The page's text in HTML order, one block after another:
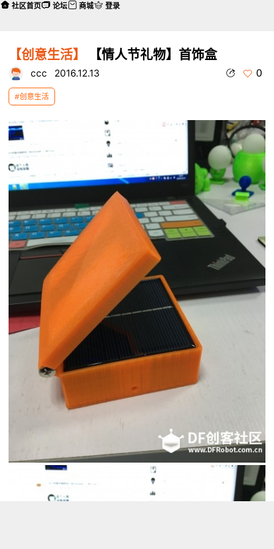
【创意生活】 【情人节礼物】首饰盒
ccc 2016.12.13 0
#创意生活
社区首页 论坛 商城 登录